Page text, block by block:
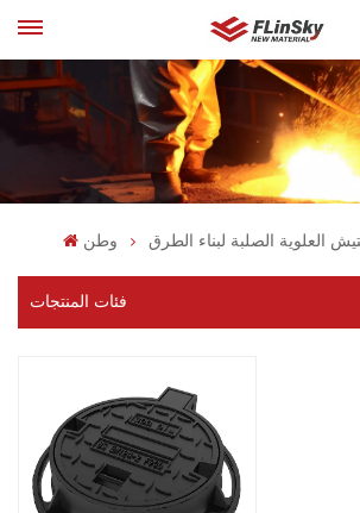
وطن العلوية الصلبة لبناء الطرق
فئات المنتجات